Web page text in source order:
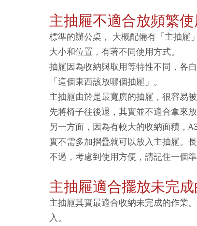
主抽屜不適合放頻繁
標準的辦公桌， 大概配備有「主抽屜
大小和位置，有著不同使用方式。
抽屜因為收納與取用等特性不同，各
「這個東西該放哪個抽屜」。
主抽屜由於是最寬廣的抽屜，很容易
先將椅子往後退，其實並不適合拿來
另一方面，因為有較大的收納面積，
實不需多加摺疊就可以放入主抽屜。
不過，考慮到使用方便，請記住一個
主抽屜適合擺放未完
主抽屜其實最適合收納未完成的作業
入。